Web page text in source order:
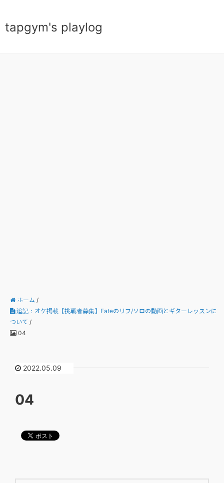
tapgym's playlog
ホーム /
追記：オケ掲載【挑戦者募集】Fateのリフ/ソロの動画とギターレッスンに
ついて /
04
2022.05.09
04